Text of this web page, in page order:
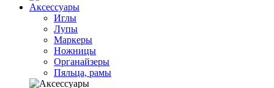
Аксессуары
Иглы
Лупы
Маркеры
Ножницы
Органайзеры
Пяльца, рамы